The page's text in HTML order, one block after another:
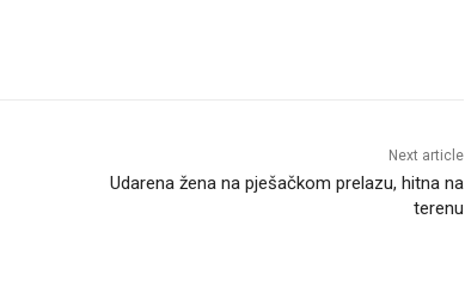
Next article
Udarena žena na pješačkom prelazu, hitna na
terenu